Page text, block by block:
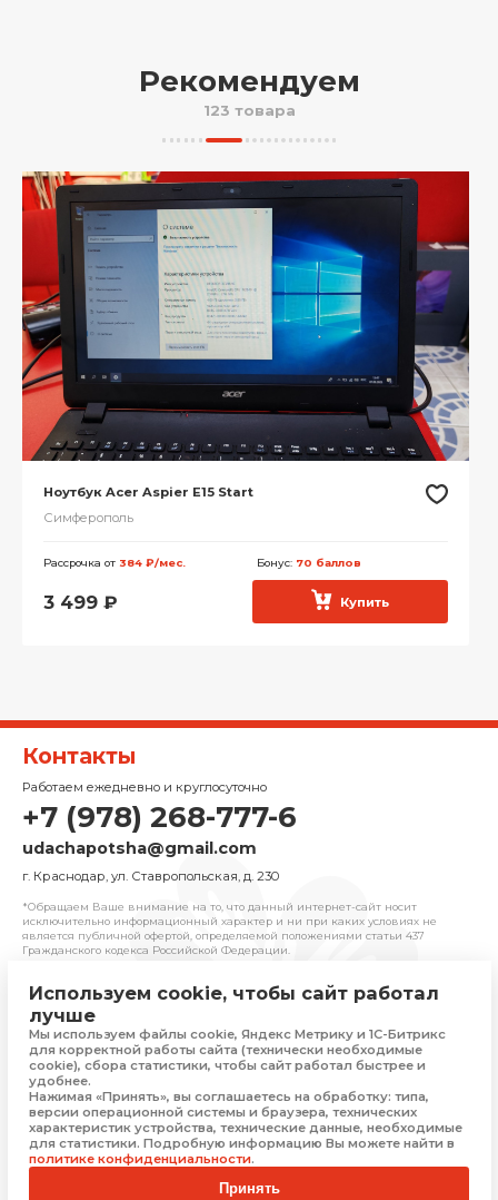
Рекомендуем
123 товара
Ноутбук Acer Aspier E15 Start
Симферополь
Рассрочка от 384 ₽/мес. Бонус: 70 баллов
3 499 ₽ Купить
Контакты
Работаем ежедневно и круглосуточно
+7 (978) 268-777-6
udachapotsha@gmail.com
г. Краснодар, ул. Ставропольская, д. 230
*Обращаем Ваше внимание на то, что данный интернет-сайт носит
исключительно информационный характер и ни при каких условиях не
является публичной офертой, определяемой положениями cтатьи 437
Гражданского кодекса Российской Федерации.
© 2025 «Удача» | Франчайзинговая сеть
Политика конфиденциальности
Присоединяйтесь
Скачать приложение
Используем cookie, чтобы сайт работал
лучше
Мы используем файлы cookie, Яндекс Метрику и 1С-Битрикс
для корректной работы сайта (технически необходимые
cookie), сбора статистики, чтобы сайт работал быстрее и
удобнее.
Нажимая «Принять», вы соглашаетесь на обработку: типа,
версии операционной системы и браузера, технических
характеристик устройства, технические данные, необходимые
для статистики. Подробную информацию Вы можете найти в
политике конфиденциальности.
Принять